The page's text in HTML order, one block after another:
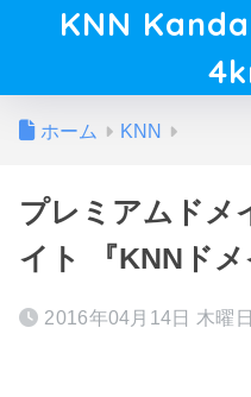
KNN
ホーム KNN
プレミアムドメ
イト 『KNNドメ
2016年04月14日 木曜日